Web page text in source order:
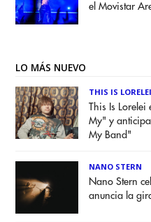
el Movistar
LO MÁS NUEVO
THIS IS LORELEI
This Is
My" y
My Band"
NANO STERN
Nano Stern
anuncia la